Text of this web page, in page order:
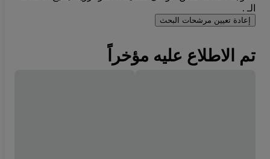
الـ .
إعادة تعيين مرشحات البحث
تم الاطلاع عليه مؤخراً